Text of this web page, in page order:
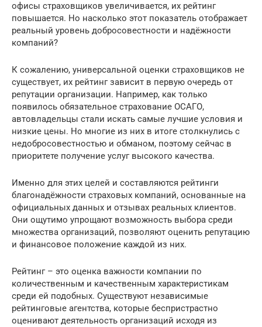
офисы страховщиков увеличивается, их рейтинг
повышается. Но насколько этот показатель отображает
реальный уровень добросовестности и надёжности
компаний?
К сожалению, универсальной оценки страховщиков не
существует, их рейтинг зависит в первую очередь от
репутации организации. Например, как только
появилось обязательное страхование ОСАГО,
автовладельцы стали искать самые лучшие условия и
низкие цены. Но многие из них в итоге столкнулись с
недобросовестностью и обманом, поэтому сейчас в
приоритете получение услуг высокого качества.
Именно для этих целей и составляются рейтинги
благонадёжности страховых компаний, основанные на
официальных данных и отзывах реальных клиентов.
Они ощутимо упрощают возможность выбора среди
множества организаций, позволяют оценить репутацию
и финансовое положение каждой из них.
Рейтинг – это оценка важности компании по
количественным и качественным характеристикам
среди ей подобных. Существуют независимые
рейтинговые агентства, которые беспристрастно
оценивают деятельность организаций исходя из